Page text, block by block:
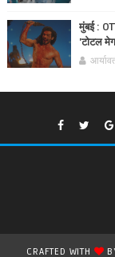
मुंबई :
'टोटल
CRAFTED WITH